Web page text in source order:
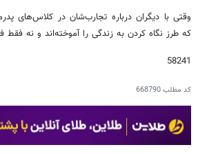
وقتی با دیگران درباره تجارب‌شان در کلاس‌های
که طرز نگاه کردن به زندگی را آموخته‌اند و نه فقط
58241
کد مطلب668790